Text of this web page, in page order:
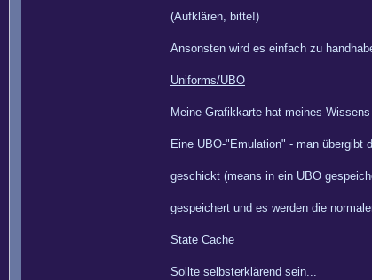
(Aufklären, bitte!)
Ansonsten wird es einfach zu
Uniforms/UBO
Meine Grafikkarte hat meines
Eine UBO-"Emulation" - man übergibt
geschickt (means in ein UBO
gespeichert und es werden die
State Cache
Sollte selbsterklärend sein...